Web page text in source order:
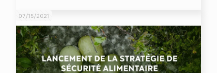
07/15/2021